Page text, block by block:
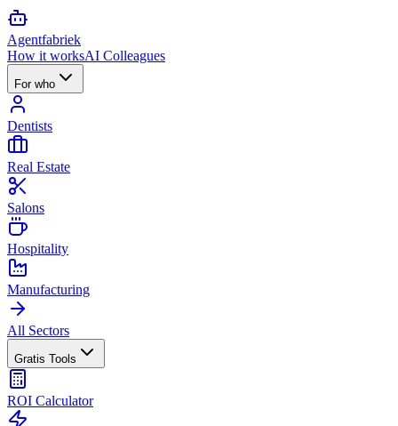
Agentfabriek
How it worksAI Colleagues
For who
Dentists
Real Estate
Salons
Hospitality
Manufacturing
All Sectors
Gratis Tools
ROI Calculator